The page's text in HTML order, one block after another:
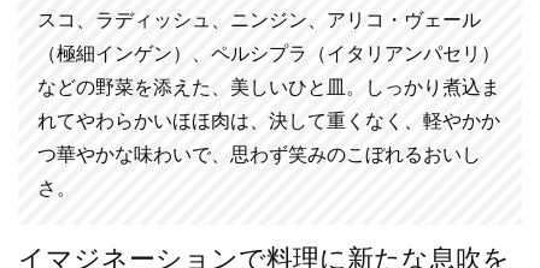
スコ、ラディッシュ、ニンジン、アリコ・ヴェール
（極細インゲン）、ペルシプラ（イタリアンパセリ）
などの野菜を添えた、美しいひと皿。しっかり煮込ま
れてやわらかいほほ肉は、決して重くなく、軽やかか
つ華やかな味わいで、思わず笑みのこぼれるおいし
さ。
イマジネーションで料理に新たな息吹を